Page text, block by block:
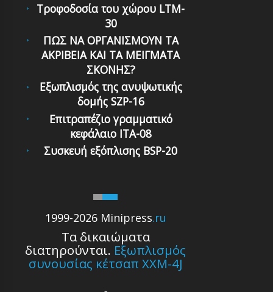
1999-2026 Minipress.ru
Τα δικαιώματα
διατηρούνται. Εξωπλισμός
συνουσίας κέτσαπ XXM-4J
Τροφοδοσία του χώρου LTM-
30
ΠΩΣ ΝΑ ΟΡΓΑΝΙΣΜΟΥΝ ΤΑ
ΑΚΡΙΒΕΙΑ ΚΑΙ ΤΑ ΜΕΙΓΜΑΤΑ
ΣΚΟΝΗΣ?
Εξωπλισμός της ανυψωτικής
δομής SZP-16
Επιτραπέζιο γραμματικό
κεφάλαιο ITA-08
Συσκευή εξόπλισης BSP-20